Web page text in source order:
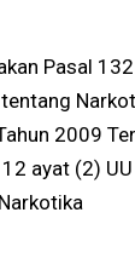
Pasal
2009
ayat (2)